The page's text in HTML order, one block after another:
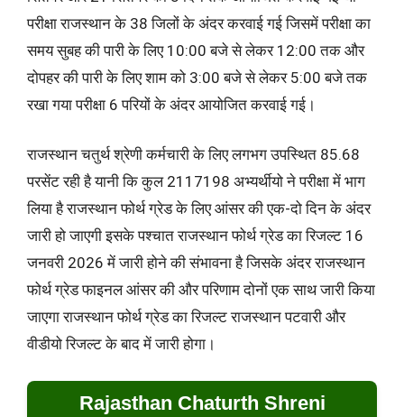
परीक्षा राजस्थान के 38 जिलों के अंदर करवाई गई जिसमें परीक्षा का
समय सुबह की पारी के लिए 10:00 बजे से लेकर 12:00 तक और
दोपहर की पारी के लिए शाम को 3:00 बजे से लेकर 5:00 बजे तक
रखा गया परीक्षा 6 परियों के अंदर आयोजित करवाई गई।
राजस्थान चतुर्थ श्रेणी कर्मचारी के लिए लगभग उपस्थित 85.68
परसेंट रही है यानी कि कुल 2117198 अभ्यर्थीयो ने परीक्षा में भाग
लिया है राजस्थान फोर्थ ग्रेड के लिए आंसर की एक-दो दिन के अंदर
जारी हो जाएगी इसके पश्चात राजस्थान फोर्थ ग्रेड का रिजल्ट 16
जनवरी 2026 में जारी होने की संभावना है जिसके अंदर राजस्थान
फोर्थ ग्रेड फाइनल आंसर की और परिणाम दोनों एक साथ जारी किया
जाएगा राजस्थान फोर्थ ग्रेड का रिजल्ट राजस्थान पटवारी और
वीडीयो रिजल्ट के बाद में जारी होगा।
Rajasthan Chaturth Shreni